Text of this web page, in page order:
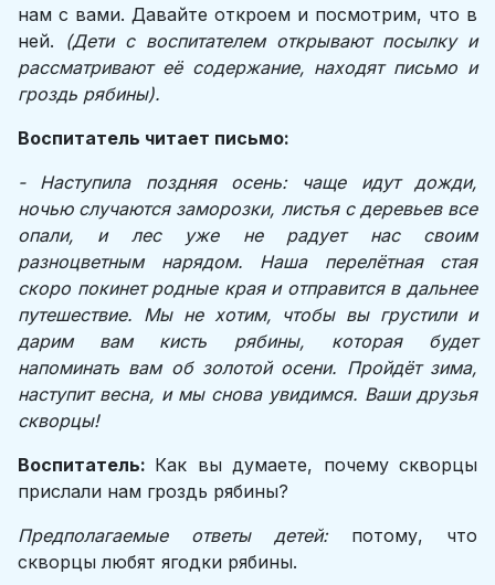
нам с вами. Давайте откроем и посмотрим, что в
ней. (Дети с воспитателем открывают посылку и
рассматривают её содержание, находят письмо и
гроздь рябины).
Воспитатель читает письмо:
- Наступила поздняя осень: чаще идут дожди,
ночью случаются заморозки, листья с деревьев все
опали, и лес уже не радует нас своим
разноцветным нарядом. Наша перелётная стая
скоро покинет родные края и отправится в дальнее
путешествие. Мы не хотим, чтобы вы грустили и
дарим вам кисть рябины, которая будет
напоминать вам об золотой осени. Пройдёт зима,
наступит весна, и мы снова увидимся. Ваши друзья
скворцы!
Воспитатель: Как вы думаете, почему скворцы
прислали нам гроздь рябины?
Предполагаемые ответы детей:потому, что
скворцы любят ягодки рябины.